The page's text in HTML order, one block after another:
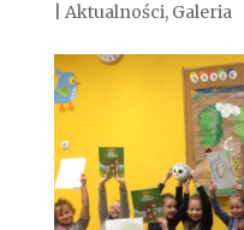
Aktualności, Galeria